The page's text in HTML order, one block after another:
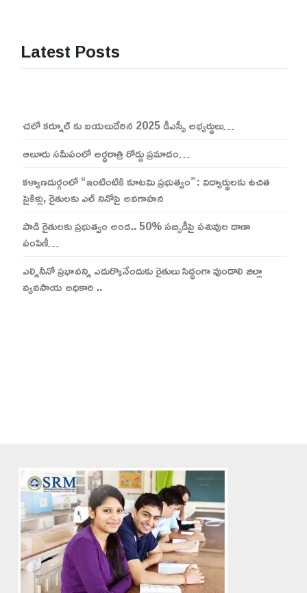
Latest Posts
చలో కర్నూల్ కు బయలుదేరిన 2025 డీఎస్సీ అభ్యర్థులు…
ఆలూరు సమీపంలో అర్ధరాత్రి రోడ్డు ప్రమాదం…
కళ్యాణదుర్గంలో “ఇంటింటికి కూటమి ప్రభుత్వం”: విద్యార్థులకు ఉచిత
సైకిళ్లు, రైతులకు ఎల్ నినోపై అవగాహన
పాడి రైతులకు ప్రభుత్వం అండ.. 50% సబ్సిడీపై పశువుల దాణా
పంపిణీ…
ఎల్నినీనో ప్రభావన్ని ఎదుర్కొనేందుకు రైతులు సిద్ధంగా వుండాలి జిల్లా
వ్యవసాయ అధికారి ..